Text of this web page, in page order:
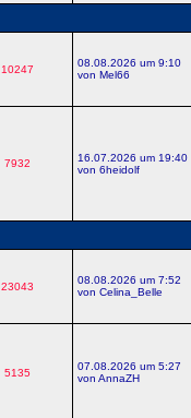
10247
08.08.2026 um 9:10
von Mel66
7932
16.07.2026 um 19:40
von 6heidolf
23043
08.08.2026 um 7:52
von Celina_Belle
5135
07.08.2026 um 5:27
von AnnaZH